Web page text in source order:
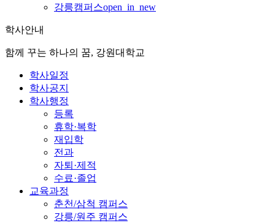
강릉캠퍼스open_in_new
학사안내
함께 꾸는 하나의 꿈, 강원대학교
학사일정
학사공지
학사행정
등록
휴학·복학
재입학
전과
자퇴·제적
수료·졸업
교육과정
춘천/삼척 캠퍼스
강릉/원주 캠퍼스